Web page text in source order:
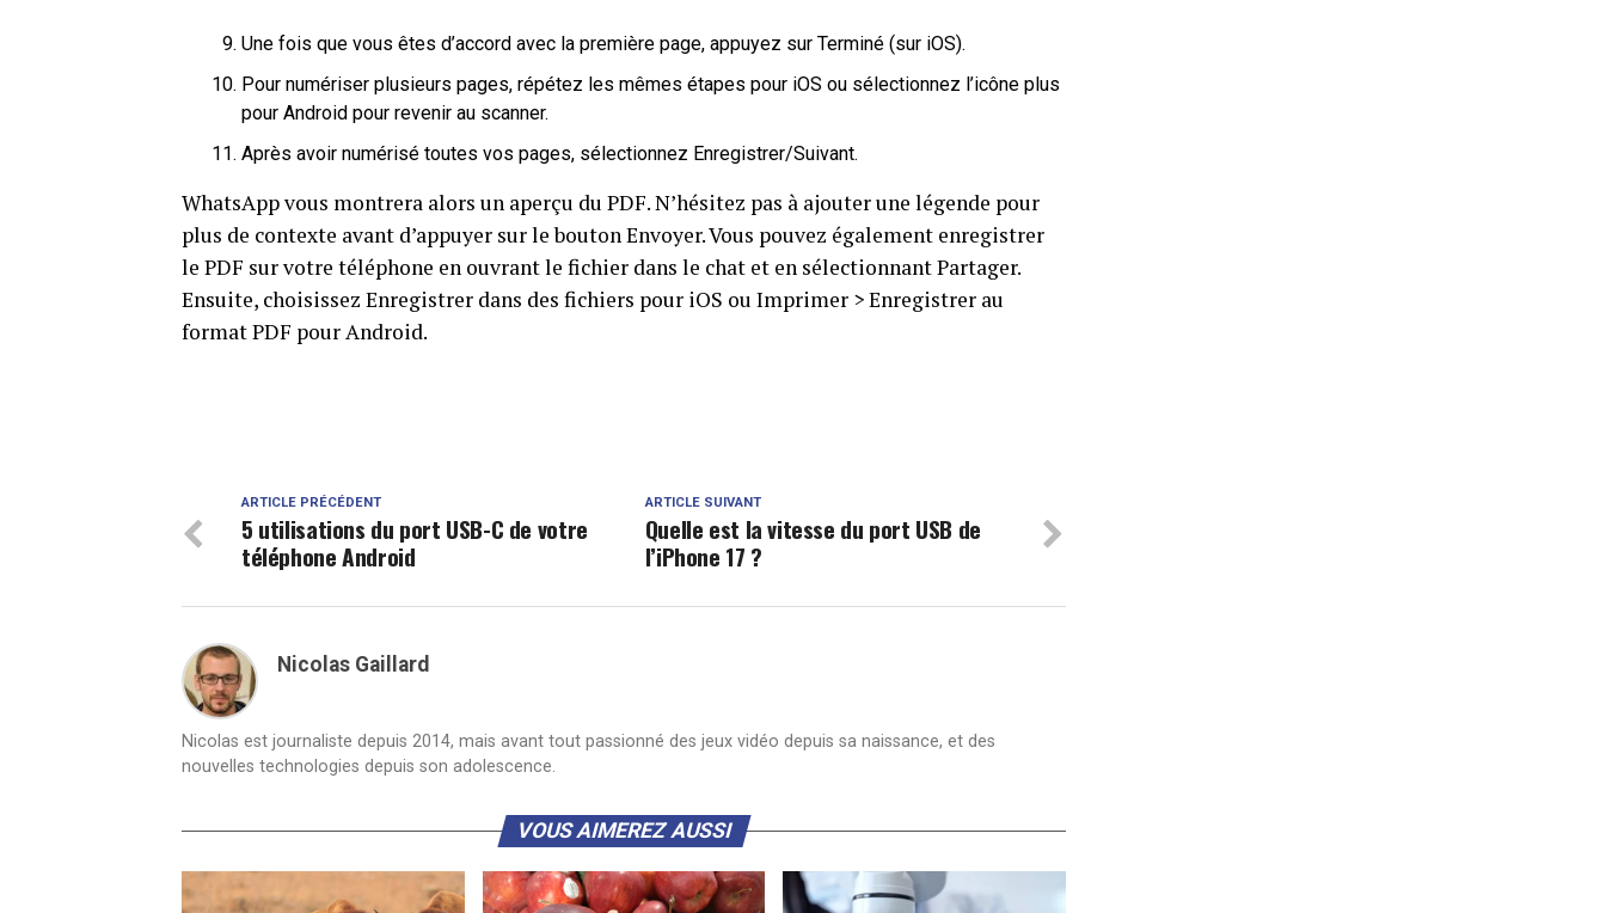
Une fois que vous êtes d’accord avec la première page, appuyez sur Terminé (sur iOS).
Pour numériser plusieurs pages, répétez les mêmes étapes pour iOS ou sélectionnez l’icône plus
pour Android pour revenir au scanner.
Après avoir numérisé toutes vos pages, sélectionnez Enregistrer/Suivant.
WhatsApp vous montrera alors un aperçu du PDF. N’hésitez pas à ajouter une légende pour
plus de contexte avant d’appuyer sur le bouton Envoyer. Vous pouvez également enregistrer
le PDF sur votre téléphone en ouvrant le fichier dans le chat et en sélectionnant Partager.
Ensuite, choisissez Enregistrer dans des fichiers pour iOS ou Imprimer > Enregistrer au
format PDF pour Android.
ARTICLE SUIVANT
Quelle est la vitesse du port USB de
l’iPhone 17 ?
ARTICLE PRÉCÉDENT
5 utilisations du port USB-C de votre
téléphone Android
Nicolas Gaillard
Nicolas est journaliste depuis 2014, mais avant tout passionné des jeux vidéo depuis sa naissance, et des
nouvelles technologies depuis son adolescence.
VOUS AIMEREZ AUSSI